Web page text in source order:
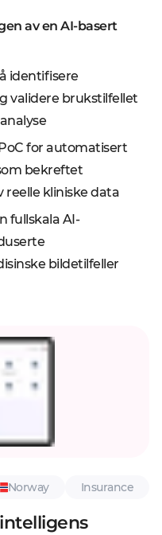
av en AI-basert
identifisere
validere brukstilfellet
for automatisert
bekreftet
reelle kliniske data
fullskala AI-
bildetilfeller
Norway Insurance